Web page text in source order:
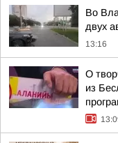
Во
двух
13:16
О
из